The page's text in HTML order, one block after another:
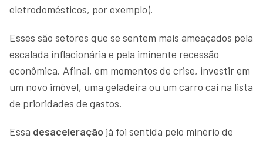
eletrodomésticos, por exemplo).
Esses são setores que se sentem mais ameaçados pela
escalada inflacionária e pela iminente recessão
econômica. Afinal, em momentos de crise, investir em
um novo imóvel, uma geladeira ou um carro cai na lista
de prioridades de gastos.
Essa desaceleração já foi sentida pelo minério de